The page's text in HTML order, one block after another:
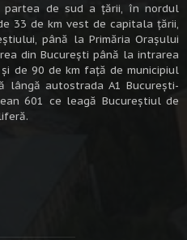
partea de sud a ţării, în nordul
33 de km vest de capitala țării,
până la Primăria Orașului
din București până la intrarea
de 90 de km faţă de municipiul
lângă autostrada A1 Bucureşti-
601 ce leagă Bucureştiul de